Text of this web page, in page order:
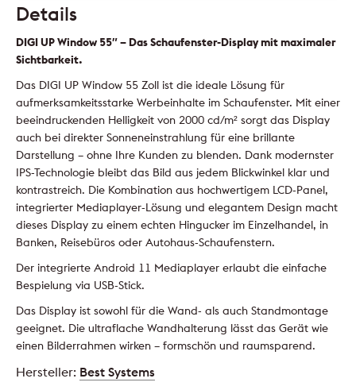
Details
DIGI UP Window 55″ – Das Schaufenster-Display mit maximaler
Sichtbarkeit.
Das DIGI UP Window 55 Zoll ist die ideale Lösung für
aufmerksamkeitsstarke Werbeinhalte im Schaufenster. Mit einer
beeindruckenden Helligkeit von 2000 cd/m² sorgt das Display
auch bei direkter Sonneneinstrahlung für eine brillante
Darstellung – ohne Ihre Kunden zu blenden. Dank modernster
IPS-Technologie bleibt das Bild aus jedem Blickwinkel klar und
kontrastreich. Die Kombination aus hochwertigem LCD-Panel,
integrierter Mediaplayer-Lösung und elegantem Design macht
dieses Display zu einem echten Hingucker im Einzelhandel, in
Banken, Reisebüros oder Autohaus-Schaufenstern.
Der integrierte Android 11 Mediaplayer erlaubt die einfache
Bespielung via USB-Stick.
Das Display ist sowohl für die Wand- als auch Standmontage
geeignet. Die ultraflache Wandhalterung lässt das Gerät wie
einen Bilderrahmen wirken – formschön und raumsparend.
Hersteller: Best Systems